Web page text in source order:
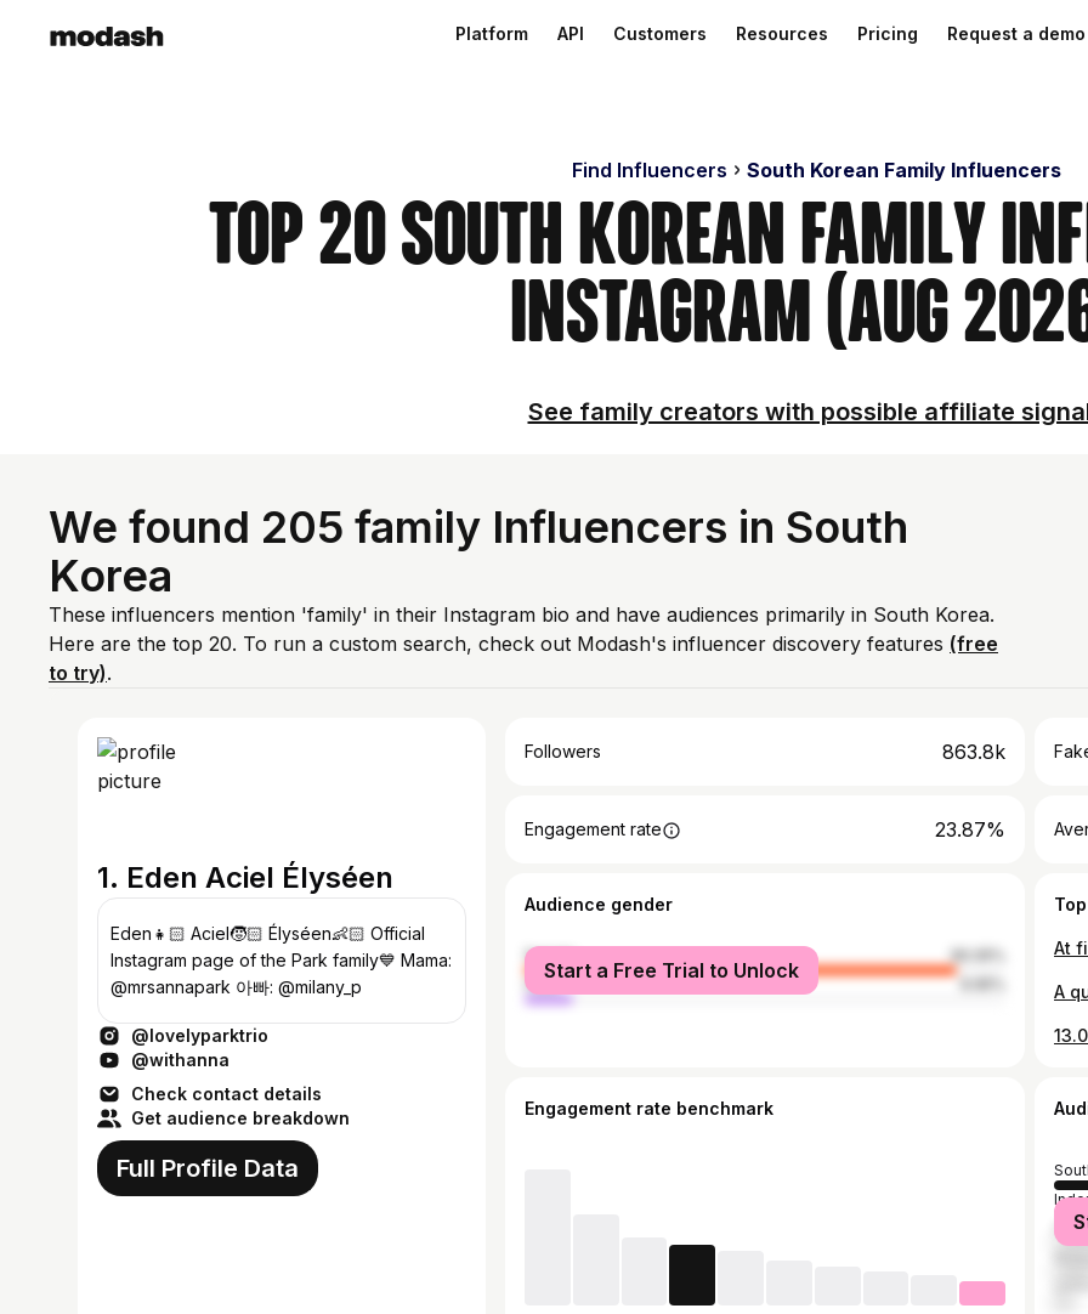
Platform API Customers Resources Pricing Request a demo
Find Influencers South Korean Family Influencers
Top 20 South Korean Family
Instagram (Aug
See family creators with possible affiliate
We found 205 family Influencers in South
Korea
These influencers mention 'family' in their Instagram bio and have audiences primarily in South Korea.
Here are the top 20. To run a custom search, check out Modash's influencer discovery features (free
to try).
1. Eden Aciel Élyséen
Eden👧🏻 Aciel🧒🏻 Élyséen👶🏻 Official
Instagram page of the Park family💙 Mama:
@mrsannapark 아빠: @milany_p
@lovelyparktrio
@withanna
Check contact details
Get audience breakdown
Full Profile Data
Followers 863.8k
Engagement rate 23.87%
Audience gender
female
90.05%
male
Start a Free Trial to Unlock
Engagement rate benchmark